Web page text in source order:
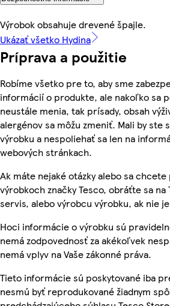
Výrobok obsahuje drevené špajle.
Ukázať všetko Hydina
Príprava a použitie
Robíme všetko pre to, aby sme
informácií o produkte, ale nakoľko sa
neustále menia, tak prísady, obsah
alergénov sa môžu zmeniť. Mali by ste
výrobku a nespoliehať sa len na
webových stránkach.
Ak máte nejaké otázky alebo sa
výrobkoch značky Tesco, obráťte sa na
servis, alebo výrobcu výrobku, ak nie
Hoci informácie o výrobku sú
nemá zodpovednosť za akékoľvek
nemá vplyv na Vaše zákonné práva.
Tieto informácie sú poskytované iba
nesmú byť reprodukované žiadnym